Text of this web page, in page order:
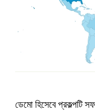
ডেমো হিসেবে প্রকল্পটি